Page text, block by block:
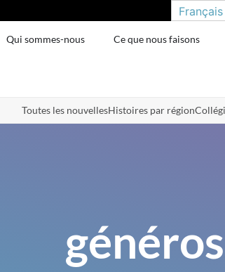
Français
Qui sommes-nous Ce que nous faisons
Toutes les nouvellesHistoires par région